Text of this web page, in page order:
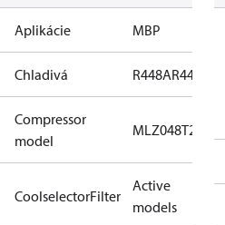
Aplikácie MBP
Chladivá R448AR449A
Compressor
model
MLZ048T2A
CoolselectorFilter
Active
models